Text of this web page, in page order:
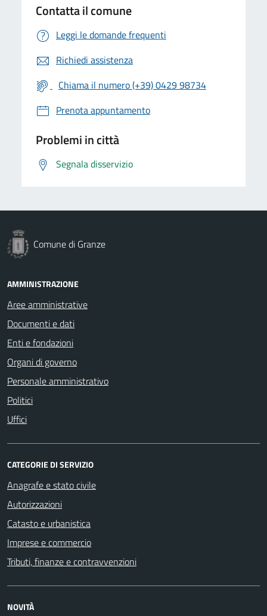
Contatta il comune
Leggi le domande frequenti
Richiedi assistenza
Chiama il numero (+39) 0429 98734
Prenota appuntamento
Problemi in città
Segnala disservizio
Comune di Granze
AMMINISTRAZIONE
Aree amministrative
Documenti e dati
Enti e fondazioni
Organi di governo
Personale amministrativo
Politici
Uffici
CATEGORIE DI SERVIZIO
Anagrafe e stato civile
Autorizzazioni
Catasto e urbanistica
Imprese e commercio
Tributi, finanze e contravvenzioni
NOVITÀ